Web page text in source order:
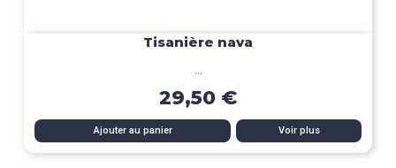
Tisanière nava
...
29,50 €
Ajouter au panier Voir plus